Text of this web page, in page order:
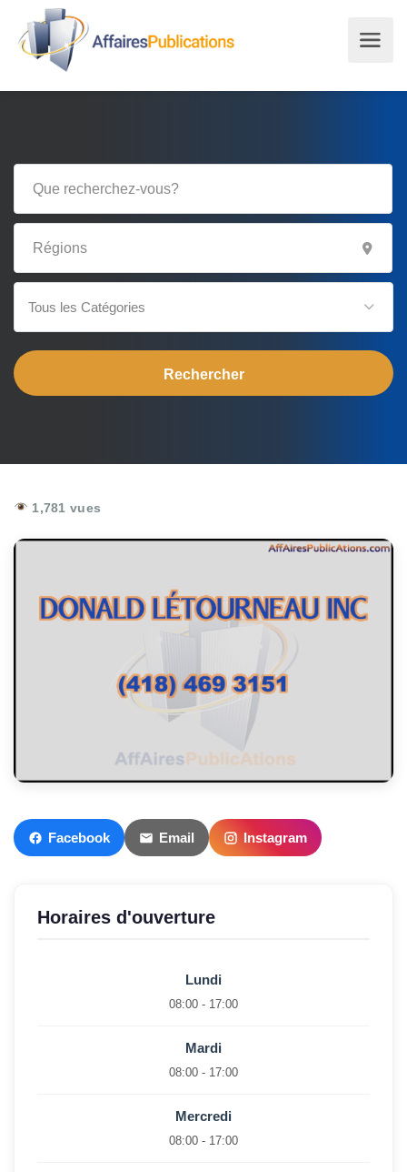
Tous les Catégories
1,781 vues
Facebook Email Instagram
Horaires d'ouverture
Lundi
08:00 - 17:00
Mardi
08:00 - 17:00
Mercredi
08:00 - 17:00